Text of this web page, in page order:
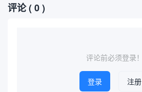
评论( 0 )
评论前必须登录！
登录 注册